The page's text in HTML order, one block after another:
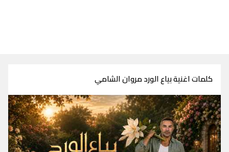
كلمات اغنية بياع الورد مروان الشامي